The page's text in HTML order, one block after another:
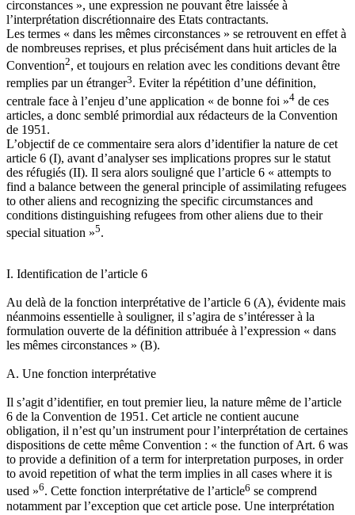
circonstances », une expression ne pouvant être laissée à
l’interprétation discrétionnaire des Etats contractants.
Les termes « dans les mêmes circonstances » se retrouvent en effet à
de nombreuses reprises, et plus précisément dans huit articles de la
Convention2, et toujours en relation avec les conditions devant être
remplies par un étranger3. Eviter la répétition d’une définition,
centrale face à l’enjeu d’une application « de bonne foi »4 de ces
articles, a donc semblé primordial aux rédacteurs de la Convention
de 1951.
L’objectif de ce commentaire sera alors d’identifier la nature de cet
article 6 (I), avant d’analyser ses implications propres sur le statut
des réfugiés (II). Il sera alors souligné que l’article 6 « attempts to
find a balance between the general principle of assimilating refugees
to other aliens and recognizing the specific circumstances and
conditions distinguishing refugees from other aliens due to their
special situation »5.
I. Identification de l’article 6
Au delà de la fonction interprétative de l’article 6 (A), évidente mais
néanmoins essentielle à souligner, il s’agira de s’intéresser à la
formulation ouverte de la définition attribuée à l’expression « dans
les mêmes circonstances » (B).
A. Une fonction interprétative
Il s’agit d’identifier, en tout premier lieu, la nature même de l’article
6 de la Convention de 1951. Cet article ne contient aucune
obligation, il n’est qu’un instrument pour l’interprétation de certaines
dispositions de cette même Convention : « the function of Art. 6 was
to provide a definition of a term for interpretation purposes, in order
to avoid repetition of what the term implies in all cases where it is
used »6. Cette fonction interprétative de l’article6 se comprend
notamment par l’exception que cet article pose. Une interprétation